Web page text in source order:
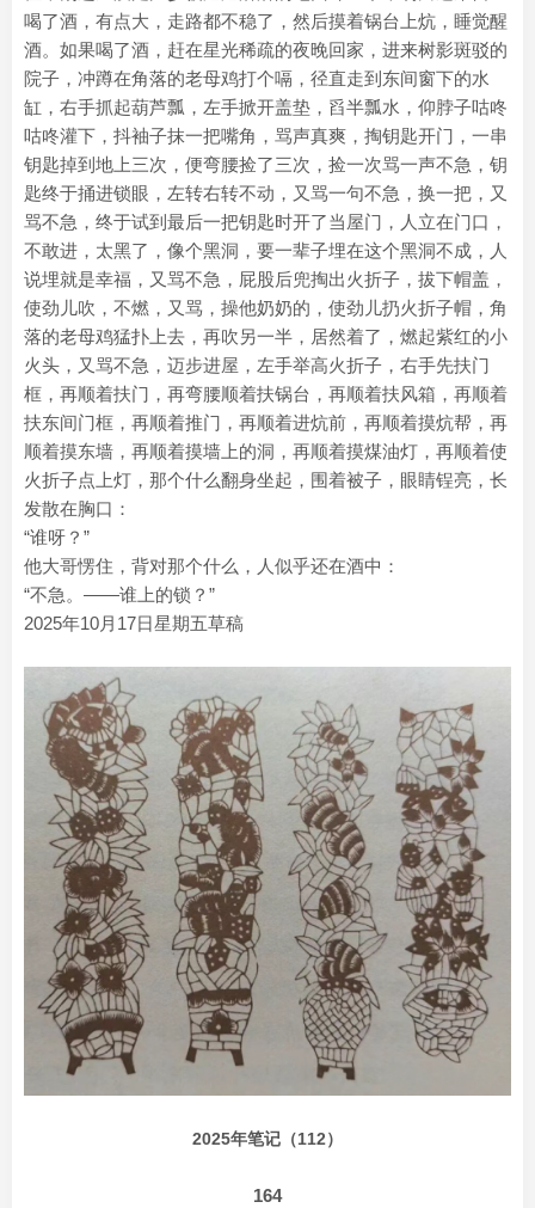
喝了酒，有点大，走路都不稳了，然后摸着锅台上炕，睡觉醒
酒。如果喝了酒，赶在星光稀疏的夜晚回家，进来树影斑驳的
院子，冲蹲在角落的老母鸡打个嗝，径直走到东间窗下的水
缸，右手抓起葫芦瓢，左手掀开盖垫，舀半瓢水，仰脖子咕咚
咕咚灌下，抖袖子抹一把嘴角，骂声真爽，掏钥匙开门，一串
钥匙掉到地上三次，便弯腰捡了三次，捡一次骂一声不急，钥
匙终于捅进锁眼，左转右转不动，又骂一句不急，换一把，又
骂不急，终于试到最后一把钥匙时开了当屋门，人立在门口，
不敢进，太黑了，像个黑洞，要一辈子埋在这个黑洞不成，人
说埋就是幸福，又骂不急，屁股后兜掏出火折子，拔下帽盖，
使劲儿吹，不燃，又骂，操他奶奶的，使劲儿扔火折子帽，角
落的老母鸡猛扑上去，再吹另一半，居然着了，燃起紫红的小
火头，又骂不急，迈步进屋，左手举高火折子，右手先扶门
框，再顺着扶门，再弯腰顺着扶锅台，再顺着扶风箱，再顺着
扶东间门框，再顺着推门，再顺着进炕前，再顺着摸炕帮，再
顺着摸东墙，再顺着摸墙上的洞，再顺着摸煤油灯，再顺着使
火折子点上灯，那个什么翻身坐起，围着被子，眼睛锃亮，长
发散在胸口：
“谁呀？”
他大哥愣住，背对那个什么，人似乎还在酒中：
“不急。——谁上的锁？”
2025年10月17日星期五草稿
2025年笔记（112）
164